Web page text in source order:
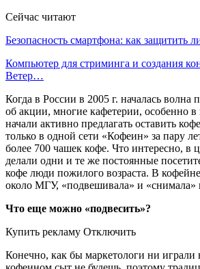
Сейчас читают
Безопасность смартфона: как защитить
Компьютер для стриминга и создания
Ветер…
Когда в России в 2005 г. началась
об акции, многие кафетерии, особенно
начали активно предлагать оставить
только в одной сети «Кофеин» за пару
более 700 чашек кофе. Что интересно, в
делали одни и те же постоянные
кофе люди пожилого возраста. В
около МГУ, «подвешивала» и «снимала»
Что еще можно «подвесить»?
Купить рекламу Отключить
Конечно, как бы маркетологи ни